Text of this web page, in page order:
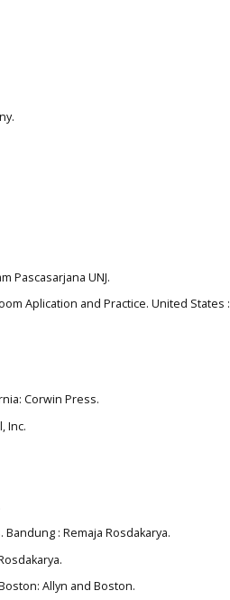
Pascasarjana UNJ.
Aplication and Practice. United States :
Corwin Press.
Inc.
: Remaja Rosdakarya.
Allyn and Boston.